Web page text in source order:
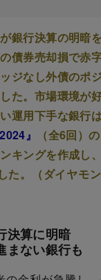
銀行決算の明暗
債券売却損で赤
ジなし外債のポ
た。市場環境が
運用下手な銀行
』
（全6回）
キングを作成し
た。（ダイヤモ
決算に明暗
まない銀行も